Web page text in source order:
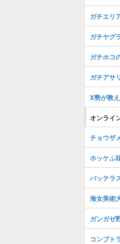
ガチエリ
ガチヤグ
ガチホコ
ガチアサ
X勢が教
オンライ
チョウザ
ホッケふ
バッテラ
海女美術
ガンガゼ
コンブト